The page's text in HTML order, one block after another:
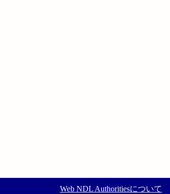
Web NDL Authoritiesについて